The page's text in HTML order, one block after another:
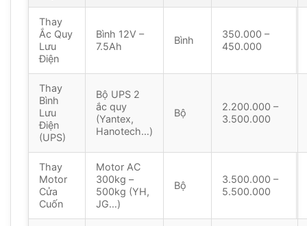
Thay
Ắc Quy
Lưu
Điện
Bình 12V –
7.5Ah
Bình
350.000 –
450.000
Thay
Bình
Lưu
Điện
(UPS)
Bộ UPS 2
ắc quy
(Yantex,
Hanotech…)
Bộ
2.200.000 –
3.500.000
Thay
Motor
Cửa
Cuốn
Motor AC
300kg –
500kg (YH,
JG…)
Bộ
3.500.000 –
5.500.000